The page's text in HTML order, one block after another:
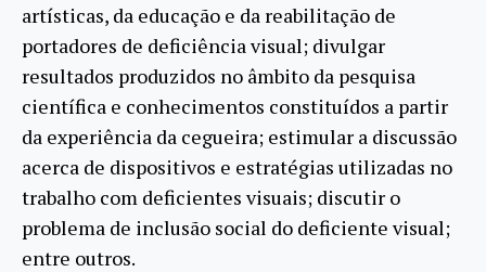
artísticas, da educação e da reabilitação de
portadores de deficiência visual; divulgar
resultados produzidos no âmbito da pesquisa
científica e conhecimentos constituídos a partir
da experiência da cegueira; estimular a discussão
acerca de dispositivos e estratégias utilizadas no
trabalho com deficientes visuais; discutir o
problema de inclusão social do deficiente visual;
entre outros.